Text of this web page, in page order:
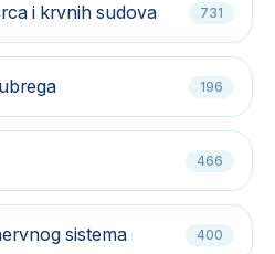
i krvnih sudova 731
196
466
sistema 400